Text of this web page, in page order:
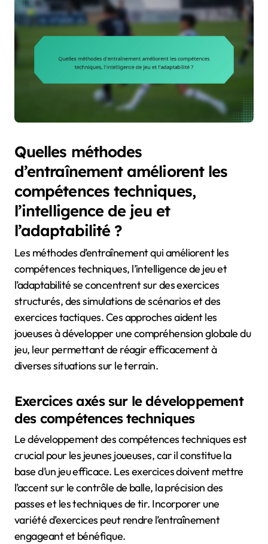
Quelles méthodes
d’entraînement améliorent les
compétences techniques,
l’intelligence de jeu et
l’adaptabilité ?
Les méthodes d’entraînement qui améliorent les
compétences techniques, l’intelligence de jeu et
l’adaptabilité se concentrent sur des exercices
structurés, des simulations de scénarios et des
exercices tactiques. Ces approches aident les
joueuses à développer une compréhension globale du
jeu, leur permettant de réagir efficacement à
diverses situations sur le terrain.
Exercices axés sur le développement
des compétences techniques
Le développement des compétences techniques est
crucial pour les jeunes joueuses, car il constitue la
base d’un jeu efficace. Les exercices doivent mettre
l’accent sur le contrôle de balle, la précision des
passes et les techniques de tir. Incorporer une
variété d’exercices peut rendre l’entraînement
engageant et bénéfique.